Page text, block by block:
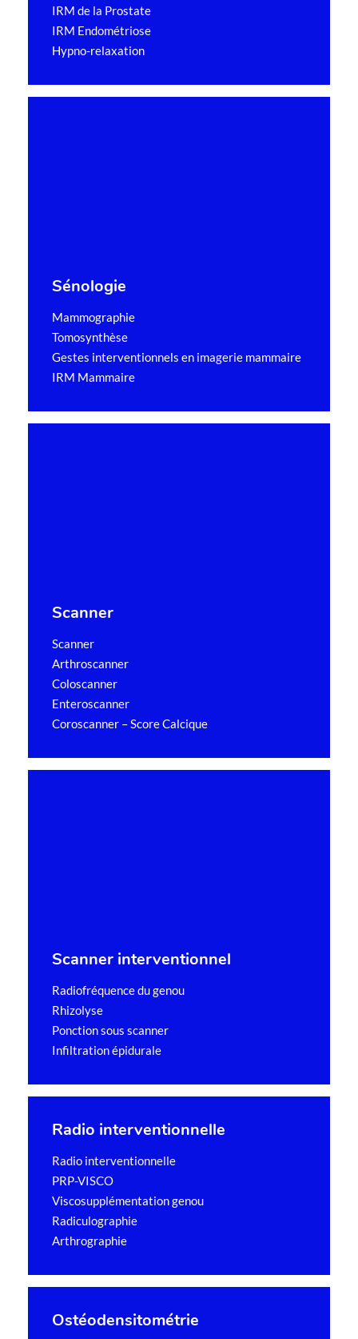
IRM de la Prostate
IRM Endométriose
Hypno-relaxation
Sénologie
Mammographie
Tomosynthèse
Gestes interventionnels en imagerie mammaire
IRM Mammaire
Scanner
Scanner
Arthroscanner
Coloscanner
Enteroscanner
Coroscanner – Score Calcique
Scanner interventionnel
Radiofréquence du genou
Rhizolyse
Ponction sous scanner
Infiltration épidurale
Radio interventionnelle
Radio interventionnelle
PRP-VISCO
Viscosupplémentation genou
Radiculographie
Arthrographie
Ostéodensitométrie